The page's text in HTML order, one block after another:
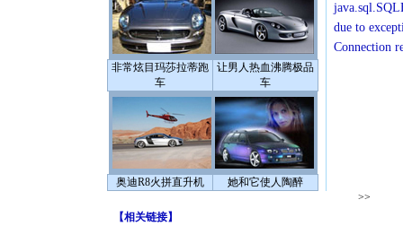
非常炫目玛莎拉蒂跑
车
让男人热血沸腾极品
车
奥迪R8火拼直升机 她和它使人陶醉
due to
Connection
>>
【相关链接】